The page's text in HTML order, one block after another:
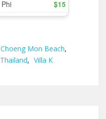
Choeng Mon Beach,
Thailand, Villa K